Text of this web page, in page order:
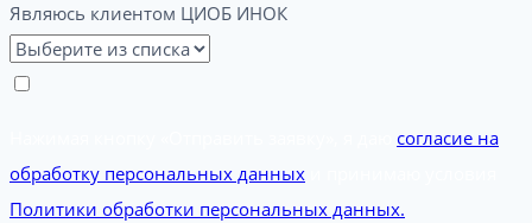
Являюсь клиентом ЦИОБ ИНОК
согласие на
обработку персональных данных
Политики обработки персональных данных.